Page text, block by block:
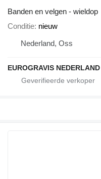
Banden en velgen - wieldop
Conditie nieuw
Nederland, Oss
EUROGRAVIS NEDERLAND